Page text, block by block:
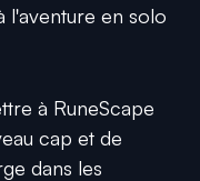
l'aventure en solo
à RuneScape
cap et de
dans les